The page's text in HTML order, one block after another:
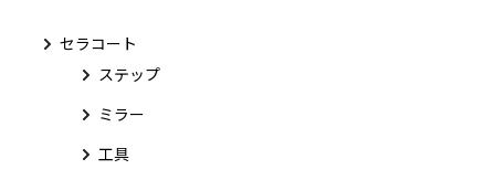
セラコート
ステップ
ミラー
工具